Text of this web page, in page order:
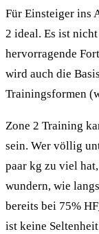
Für Einsteiger ins
2 ideal. Es ist
hervorragende
wird auch die
Trainingsformen
Zone 2 Training
sein. Wer völlig
paar kg zu viel
wundern, wie
bereits bei 75%
ist keine